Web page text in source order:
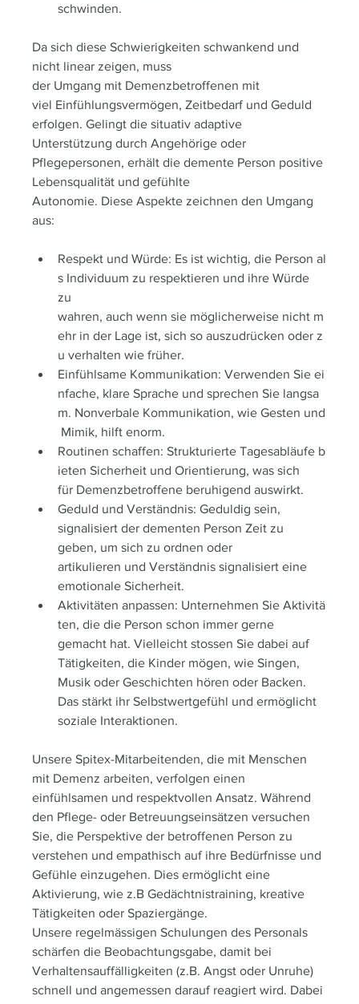
schwinden.
Da sich diese Schwierigkeiten schwankend und
nicht linear zeigen, muss
der Umgang mit Demenzbetroffenen mit
viel Einfühlungsvermögen, Zeitbedarf und Geduld
erfolgen. Gelingt die situativ adaptive
Unterstützung durch Angehörige oder
Pflegepersonen, erhält die demente Person positive
Lebensqualität und gefühlte
Autonomie. Diese Aspekte zeichnen den Umgang
aus:
Respekt und Würde: Es ist wichtig, die Person al
s Individuum zu respektieren und ihre Würde
zu
wahren, auch wenn sie möglicherweise nicht m
ehr in der Lage ist, sich so auszudrücken oder z
u verhalten wie früher.
Einfühlsame Kommunikation: Verwenden Sie ei
nfache, klare Sprache und sprechen Sie langsa
m. Nonverbale Kommunikation, wie Gesten und
Mimik, hilft enorm.
Routinen schaffen: Strukturierte Tagesabläufe b
ieten Sicherheit und Orientierung, was sich
für Demenzbetroffene beruhigend auswirkt.
Geduld und Verständnis: Geduldig sein,
signalisiert der dementen Person Zeit zu
geben, um sich zu ordnen oder
artikulieren und Verständnis signalisiert eine
emotionale Sicherheit.
Aktivitäten anpassen: Unternehmen Sie Aktivitä
ten, die die Person schon immer gerne
gemacht hat. Vielleicht stossen Sie dabei auf
Tätigkeiten, die Kinder mögen, wie Singen,
Musik oder Geschichten hören oder Backen.
Das stärkt ihr Selbstwertgefühl und ermöglicht
soziale Interaktionen.
Unsere Spitex-Mitarbeitenden, die mit Menschen
mit Demenz arbeiten, verfolgen einen
einfühlsamen und respektvollen Ansatz. Während
den Pflege- oder Betreuungseinsätzen versuchen
Sie, die Perspektive der betroffenen Person zu
verstehen und empathisch auf ihre Bedürfnisse und
Gefühle einzugehen. Dies ermöglicht eine
Aktivierung, wie z.B Gedächtnistraining, kreative
Tätigkeiten oder Spaziergänge.
Unsere regelmässigen Schulungen des Personals
schärfen die Beobachtungsgabe, damit bei
Verhaltensauffälligkeiten (z.B. Angst oder Unruhe)
schnell und angemessen darauf reagiert wird. Dabei